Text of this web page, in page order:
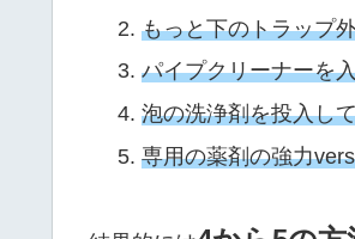
もっと下のトラップ
パイプクリーナーを
泡の洗浄剤を投入し
専用の薬剤の強力